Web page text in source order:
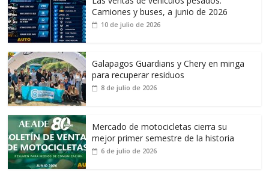
Camiones y buses, a junio de 2026
10 de julio de 2026
Galapagos Guardians y Chery en minga
para recuperar residuos
8 de julio de 2026
Mercado de motocicletas cierra su
mejor primer semestre de la historia
6 de julio de 2026